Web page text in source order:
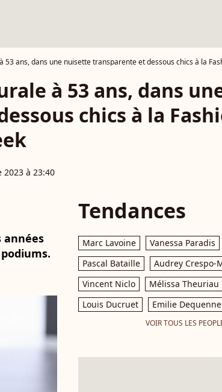
53 ans, dans une nuisette transparente et dessous chics à la
à 53 ans, dans
chics à la
à 23:40
années
Tendances
Marc Lavoine
Vanessa Paradis
Pascal Bataille
Audrey Crespo-
Vincent Niclo
Mélissa Theuriau
Louis Ducruet
Emilie Dequenne
VOIR TOUS LES